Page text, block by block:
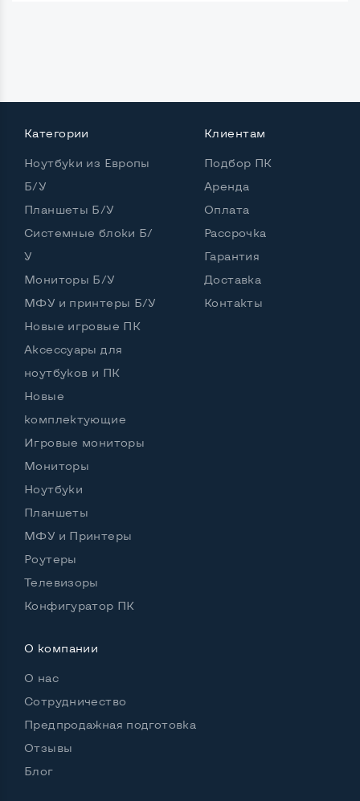
ПроцессорIntel Core i7-6700HQ
Частота процессора (базовая-максимальная)
Intel Core i7-6700HQ (2,60 - 3,50 GHz)
Тип оперативной памяти
DDR4
Тип накопителяSSD 2,5" или HDD
Количество слотов M_2
Возможности видеокарты:
Видеопроцессор ноутбука
Размер видеопамяти, Гб
Удобство пользования:
Материал корпуса
Русские и украинские буквы на клавиатуре
Полноразмерная клавиатура NumberPad
Операционная система
Категории
Ноутбуки из Европы
Б/У
Планшеты Б/У
Системные блоки Б/
У
Мониторы Б/У
МФУ и принтеры Б/У
Новые игровые ПК
Аксессуары для
ноутбуков и ПК
Новые
комплектующие
Игровые мониторы
Мониторы
Ноутбуки
Планшеты
МФУ и Принтеры
Роутеры
Телевизоры
Конфигуратор ПК
Клиентам
Подбор ПК
Аренда
Оплата
Рассрочка
Гарантия
Доставка
Контакты
О компании
О нас
Сотрудничество
Предпродажная подготовка
Отзывы
Блог